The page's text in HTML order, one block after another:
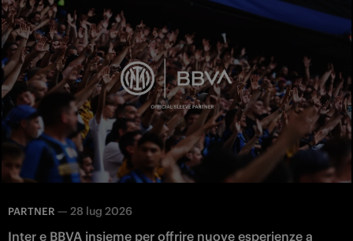
PARTNER — 28 lug 2026
Inter e BBVA insieme per offrire nuove esperienze a